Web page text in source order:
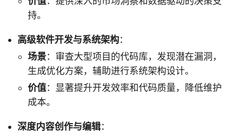
持。
高级软件开发与系统架构：
场景：审查大型项目的代码库，发现潜在漏洞，
生成优化方案，辅助进行系统架构设计。
价值：显著提升开发效率和代码质量，降低维护
成本。
深度内容创作与编辑：